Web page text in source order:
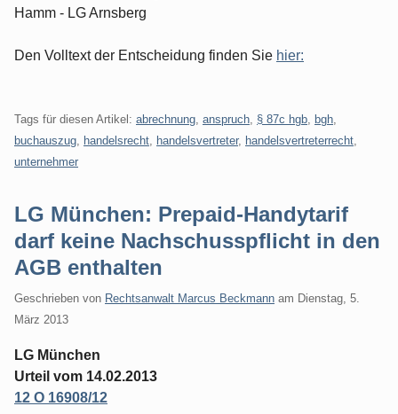
Hamm - LG Arnsberg
Den Volltext der Entscheidung finden Sie hier:
Tags für diesen Artikel: abrechnung anspruch § 87c hgb bgh
buchauszug
handelsrecht handelsvertreter, handelsvertreterrecht
unternehmer
LG München: Prepaid-Handytarif
darf keine Nachschusspflicht in den
AGB enthalten
Geschrieben von Rechtsanwalt Marcus Beckmann am Dienstag, 5.
März 2013
LG München
Urteil vom 14.02.2013
12 O 16908/12